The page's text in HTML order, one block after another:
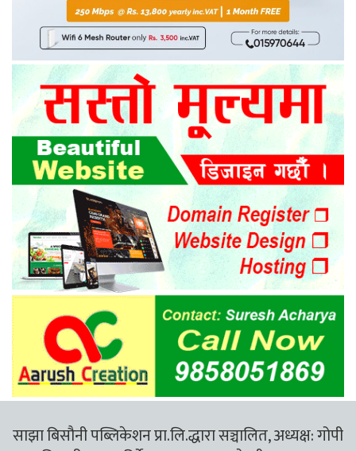
साझा बिसौनी पब्लिकेशन प्रा.लि.द्धारा सञ्चालित, अध्यक्ष: गोपी